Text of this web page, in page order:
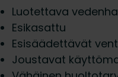
Luotettava
Esikasattu
Esisäädettävät
Joustavat